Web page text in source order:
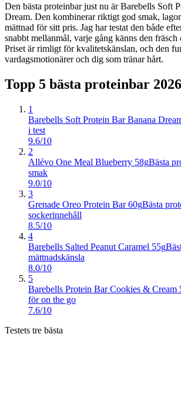
Den bästa proteinbar just nu är Barebells Soft
Dream. Den kombinerar riktigt god smak,
mättnad för sitt pris. Jag har testat den både
snabbt mellanmål, varje gång känns den
Priset är rimligt för kvalitetskänslan, och den
vardagsmotionärer och dig som tränar hårt.
Topp 5 bästa proteinbar 2026
1
Barebells Soft Protein Bar Banana
i test
9.6/10
2
Allévo One Meal Blueberry 58gBästa
smak
9.0/10
3
Grenade Oreo Protein Bar 60gBästa
sockerinnehåll
8.5/10
4
Barebells Salted Peanut Caramel 55g
mättnadskänsla
8.0/10
5
Barebells Protein Bar Cookies & Cream
för on the go
7.6/10
Testets tre bästa